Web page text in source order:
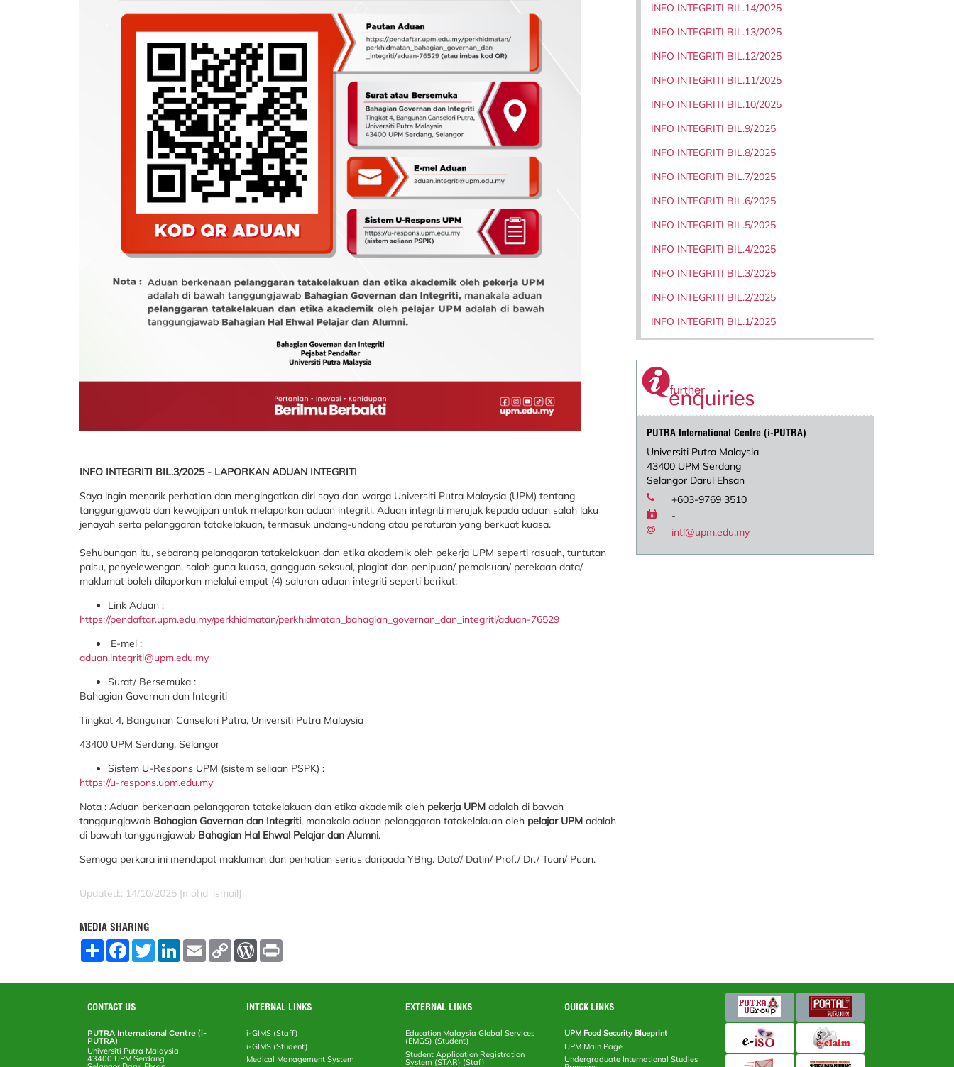
INFO INTEGRITI BIL.3/2025 - LAPORKAN ADUAN INTEGRITI
Saya ingin menarik perhatian dan mengingatkan diri saya dan warga Universiti Putra Malaysia (UPM) tentang
tanggungjawab dan kewajipan untuk melaporkan aduan integriti. Aduan integriti merujuk kepada aduan salah laku
jenayah serta pelanggaran tatakelakuan, termasuk undang-undang atau peraturan yang berkuat kuasa.
Sehubungan itu, sebarang pelanggaran tatakelakuan dan etika akademik oleh pekerja UPM seperti rasuah, tuntutan
palsu, penyelewengan, salah guna kuasa, gangguan seksual, plagiat dan penipuan/ pemalsuan/ perekaan data/
maklumat boleh dilaporkan melalui empat (4) saluran aduan integriti seperti berikut:
Link Aduan :
https://pendaftar.upm.edu.my/perkhidmatan/perkhidmatan_bahagian_governan_dan_integriti/aduan-76529
E-mel :
aduan.integriti@upm.edu.my
Surat/ Bersemuka :
Bahagian Governan dan Integriti
Tingkat 4, Bangunan Canselori Putra, Universiti Putra Malaysia
43400 UPM Serdang, Selangor
Sistem U-Respons UPM (sistem seliaan PSPK) :
https://u-respons.upm.edu.my
Nota : Aduan berkenaan pelanggaran tatakelakuan dan etika akademik oleh pekerja UPM adalah di bawah
tanggungjawab Bahagian Governan dan Integriti, manakala aduan pelanggaran tatakelakuan oleh pelajar UPM adalah
di bawah tanggungjawab Bahagian Hal Ehwal Pelajar dan Alumni.
Semoga perkara ini mendapat makluman dan perhatian serius daripada YBhg. Dato’/ Datin/ Prof./ Dr./ Tuan/ Puan.
Updated:: 14/10/2025 [mohd_ismail]
MEDIA SHARING
S
F
o
o
T
w
L
E
m
C
W
r
e
s
INFO INTEGRITI BIL.14/2025
INFO INTEGRITI BIL.13/2025
INFO INTEGRITI BIL.12/2025
INFO INTEGRITI BIL.11/2025
INFO INTEGRITI BIL.10/2025
INFO INTEGRITI BIL.9/2025
INFO INTEGRITI BIL.8/2025
INFO INTEGRITI BIL.7/2025
INFO INTEGRITI BIL.6/2025
INFO INTEGRITI BIL.5/2025
INFO INTEGRITI BIL.4/2025
INFO INTEGRITI BIL.3/2025
INFO INTEGRITI BIL.2/2025
INFO INTEGRITI BIL.1/2025
PUTRA International Centre (i-PUTRA)
Universiti Putra Malaysia
43400 UPM Serdang
Selangor Darul Ehsan
+603-9769 3510
-
intl@upm.edu.my
CONTACT US
PUTRA International Centre (i-
PUTRA)
Universiti Putra Malaysia
43400 UPM Serdang
INTERNAL LINKS
i-GIMS (Staff)
i-GIMS (Student)
Medical Management System
EXTERNAL LINKS
Education Malaysia Global Services
(EMGS) (Student)
Student Application Registration
System (STAR) (Staf)
QUICK LINKS
UPM Food Security Blueprint
UPM Main Page
Undergraduate International Studies